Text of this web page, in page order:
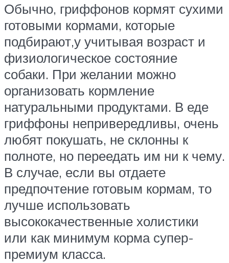
Обычно, гриффонов кормят сухими
готовыми кормами, которые
подбирают,у учитывая возраст и
физиологическое состояние
собаки. При желании можно
организовать кормление
натуральными продуктами. В еде
гриффоны непривередливы, очень
любят покушать, не склонны к
полноте, но переедать им ни к чему.
В случае, если вы отдаете
предпочтение готовым кормам, то
лучше использовать
высококачественные холистики
или как минимум корма супер-
премиум класса.